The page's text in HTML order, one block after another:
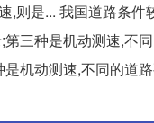
,则是... 我国道路条
三种是机动测速,不
机动测速,不同的道